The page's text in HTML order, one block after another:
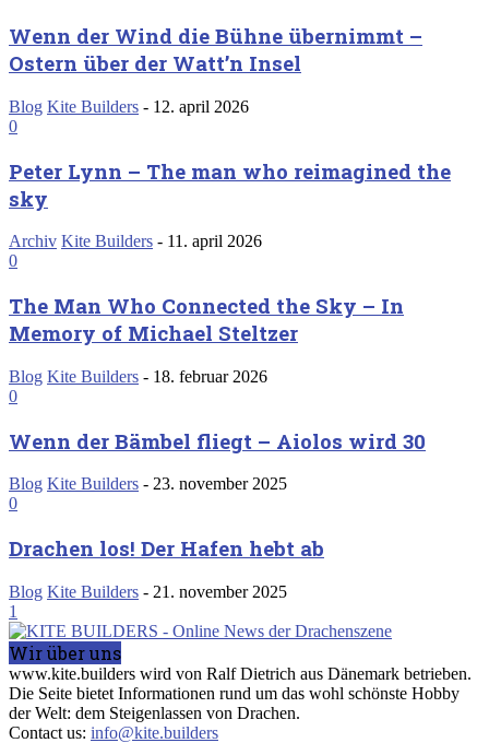
Wenn der Wind die Bühne übernimmt –
Ostern über der Watt’n Insel
Blog Kite Builders - 12. april 2026
0
Peter Lynn – The man who reimagined the
sky
Archiv Kite Builders - 11. april 2026
0
The Man Who Connected the Sky – In
Memory of Michael Steltzer
Blog Kite Builders - 18. februar 2026
0
Wenn der Bämbel fliegt – Aiolos wird 30
Blog Kite Builders - 23. november 2025
0
Drachen los! Der Hafen hebt ab
Blog Kite Builders - 21. november 2025
1
Wir über uns
www.kite.builders wird von Ralf Dietrich aus Dänemark betrieben.
Die Seite bietet Informationen rund um das wohl schönste Hobby
der Welt: dem Steigenlassen von Drachen.
Contact us: info@kite.builders